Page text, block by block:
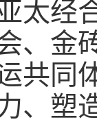
太经
、金
共同
、塑